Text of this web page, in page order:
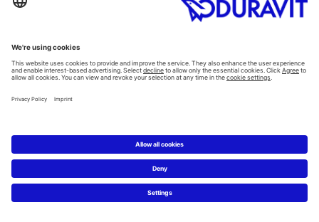
yıllık uzmanlığı sayesinde mümkün olan,
yüksek düzeyde hassasiyet gerektiren seçkin bir
tasarım serisidir.
Artisan Lines